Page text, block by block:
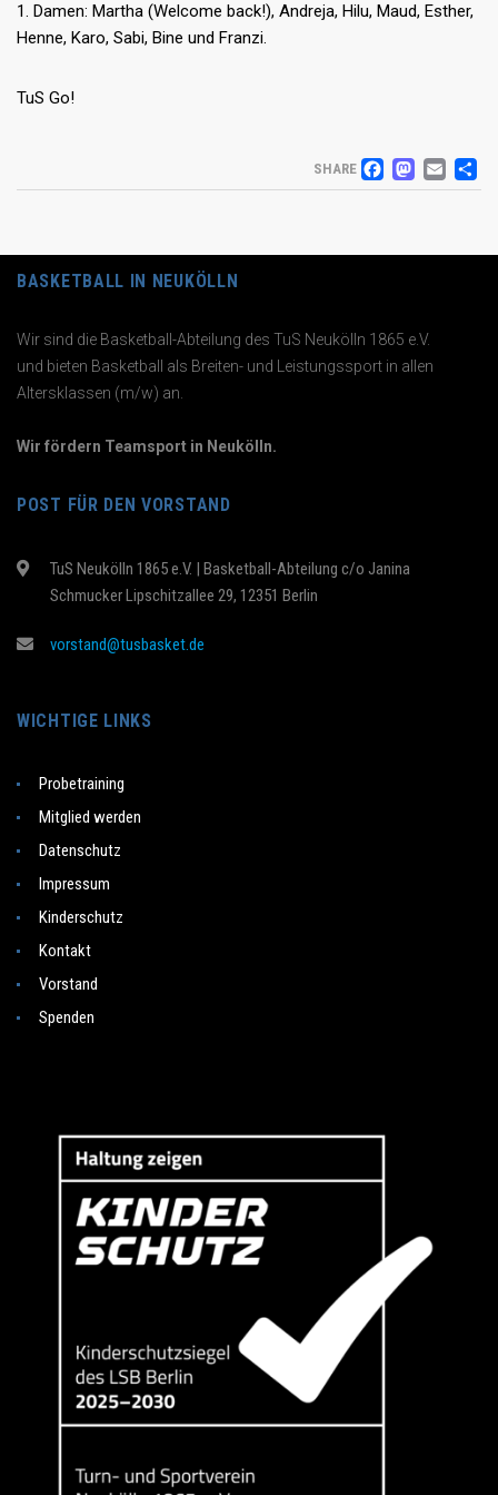
1. Damen: Martha (Welcome back!), Andreja, Hilu, Maud, Esther,
Henne, Karo, Sabi, Bine und Franzi.
TuS Go!
SHARE
BASKETBALL IN NEUKÖLLN
Wir sind die Basketball-Abteilung des TuS Neukölln 1865 e.V.
und bieten Basketball als Breiten- und Leistungssport in allen
Altersklassen (m/w) an.
Wir fördern Teamsport in Neukölln.
POST FÜR DEN VORSTAND
TuS Neukölln 1865 e.V. | Basketball-Abteilung c/o Janina
Schmucker Lipschitzallee 29, 12351 Berlin
vorstand@tusbasket.de
WICHTIGE LINKS
Probetraining
Mitglied werden
Datenschutz
Impressum
Kinderschutz
Kontakt
Vorstand
Spenden